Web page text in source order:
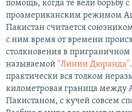
помощь, когда те вели борьбу
проамериканским режимом
Пакистан считается
с ним время от времени
столкновения в приграничном
называемой "Линии Дюранда"
практически вся толком
километровая граница между
Пакистаном, с кучей совсем